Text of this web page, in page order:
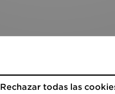
Rechazar todas las